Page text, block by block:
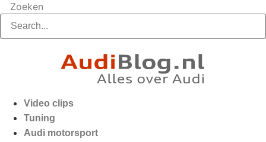
Zoeken
Video clips
Tuning
Audi motorsport